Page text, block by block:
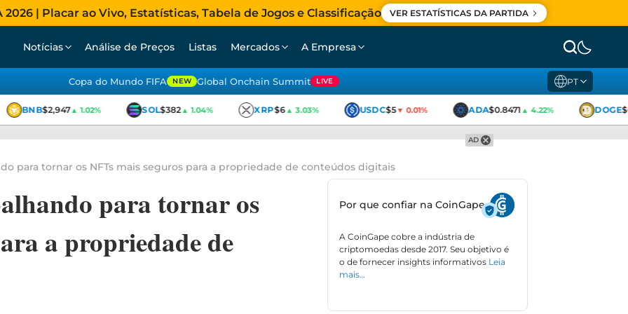
| Placar ao Vivo, Estatísticas, Tabela de Jogos e Classificação VER ESTATÍSTICAS DA PARTIDA
Notícias Análise de Preços Listas Mercados A Empresa
Copa do Mundo FIFA NEW Global Onchain Summit LIVE PT
BNB$2,947▲ 1.02% SOL$382▲ 1.04% XRP$6▲ 3.03% USDC$5▼ 0.01% ADA$0.8471▲ 4.22% DOGE
AD
para tornar os NFTs mais seguros para a propriedade de conteúdos digitais
para tornar os
a propriedade de
Por que confiar na CoinGape
A CoinGape cobre a indústria de
criptomoedas desde 2017. Seu objetivo é
o de fornecer insights informativos Leia
mais…